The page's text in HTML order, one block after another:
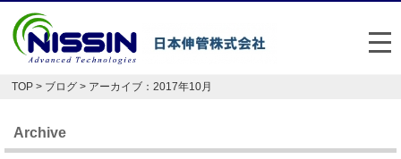
メ
日本伸管の強み
TOP > ブログ > アーカイブ：2017年10月
Archive